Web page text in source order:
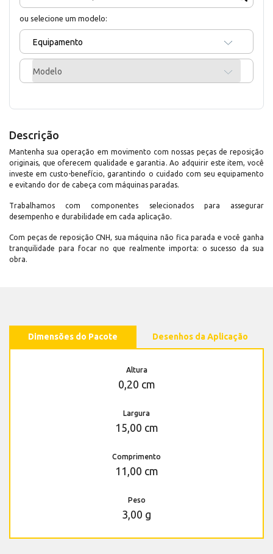
ou selecione um modelo:
Equipamento
Modelo
Descrição
Mantenha sua operação em movimento com nossas peças de reposição
originais, que oferecem qualidade e garantia. Ao adquirir este item, você
investe em custo-benefício, garantindo o cuidado com seu equipamento
e evitando dor de cabeça com máquinas paradas.
Trabalhamos com componentes selecionados para assegurar
desempenho e durabilidade em cada aplicação.
Com peças de reposição CNH, sua máquina não fica parada e você ganha
tranquilidade para focar no que realmente importa: o sucesso da sua
obra.
Dimensões do Pacote Desenhos da Aplicação
Altura
0,20 cm
Largura
15,00 cm
Comprimento
11,00 cm
Peso
3,00 g